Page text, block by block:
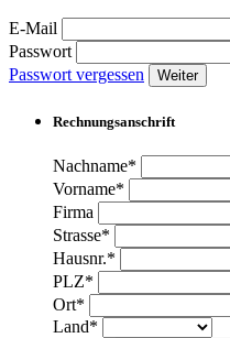
E-Mail
Passwort
Passwort vergessen
Weiter
Rechnungsanschrift
Nachname*
Vorname*
Firma
Strasse*
Hausnr.*
PLZ*
Ort*
Land*